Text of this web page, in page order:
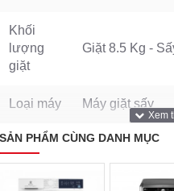
Khối
lượng
giặt
Giặt 8.5 Kg -
Loại máy Máy giặt sấy
Tốc độ
SẢN PHẨM CÙNG DANH MỤC